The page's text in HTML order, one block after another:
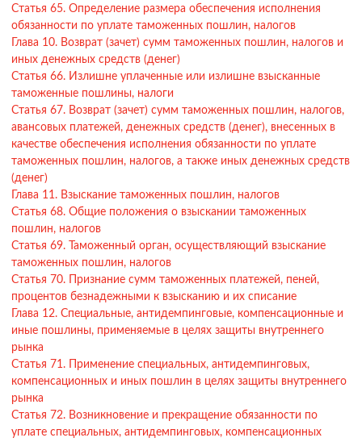
Статья 65. Определение размера обеспечения исполнения
обязанности по уплате таможенных пошлин, налогов
Глава 10. Возврат (зачет) сумм таможенных пошлин, налогов и
иных денежных средств (денег)
Статья 66. Излишне уплаченные или излишне взысканные
таможенные пошлины, налоги
Статья 67. Возврат (зачет) сумм таможенных пошлин, налогов,
авансовых платежей, денежных средств (денег), внесенных в
качестве обеспечения исполнения обязанности по уплате
таможенных пошлин, налогов, а также иных денежных средств
(денег)
Глава 11. Взыскание таможенных пошлин, налогов
Статья 68. Общие положения о взыскании таможенных
пошлин, налогов
Статья 69. Таможенный орган, осуществляющий взыскание
таможенных пошлин, налогов
Статья 70. Признание сумм таможенных платежей, пеней,
процентов безнадежными к взысканию и их списание
Глава 12. Специальные, антидемпинговые, компенсационные и
иные пошлины, применяемые в целях защиты внутреннего
рынка
Статья 71. Применение специальных, антидемпинговых,
компенсационных и иных пошлин в целях защиты внутреннего
рынка
Статья 72. Возникновение и прекращение обязанности по
уплате специальных, антидемпинговых, компенсационных